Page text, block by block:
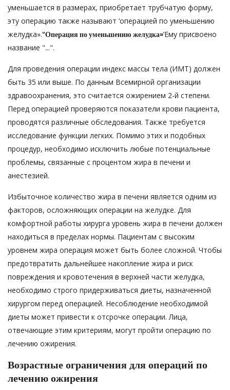
уменьшается в размерах, приобретает трубчатую форму,
эту операцию также называют ‘операцией по уменьшению
желудка».‘’Операция по уменьшению желудка»’Ему присвоено
название "...".
Для проведения операции индекс массы тела (ИМТ) должен
быть 35 или выше. По данным Всемирной организации
здравоохранения, это считается ожирением 2-й степени.
Перед операцией проверяются показатели крови пациента,
проводятся различные обследования. Также требуется
исследование функции легких. Помимо этих и подобных
процедур, необходимо исключить любые потенциальные
проблемы, связанные с процентом жира в печени и
анестезией.
Избыточное количество жира в печени является одним из
факторов, осложняющих операции на желудке. Для
комфортной работы хирурга уровень жира в печени должен
находиться в пределах нормы. Пациентам с высоким
уровнем жира операция может быть более сложной. Чтобы
предотвратить дальнейшее накопление жира и риск
повреждения и кровотечения в верхней части желудка,
необходимо строго придерживаться диеты, назначенной
хирургом перед операцией. Несоблюдение необходимой
диеты может привести к отсрочке операции. Лица,
отвечающие этим критериям, могут пройти операцию по
лечению ожирения.
Возрастные ограничения для операций по
лечению ожирения